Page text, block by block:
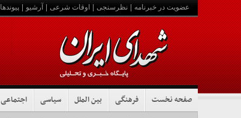
عضویت در خبرنامه نظرسنجی اوقات شرعی آرشیو پیوندها
صفحه نخست فرهنگی بین الملل سیاسی اجتماعی